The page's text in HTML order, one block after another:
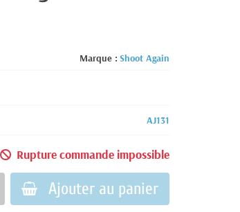
Marque : Shoot Again
AJ131
Rupture commande impossible
Ajouter au panier